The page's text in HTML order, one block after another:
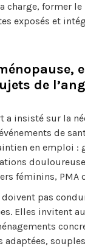
charge, former le
exposés et
de
a insisté sur la
de
en emploi :
féminins, PMA
pas
Elles invitent
adaptées,